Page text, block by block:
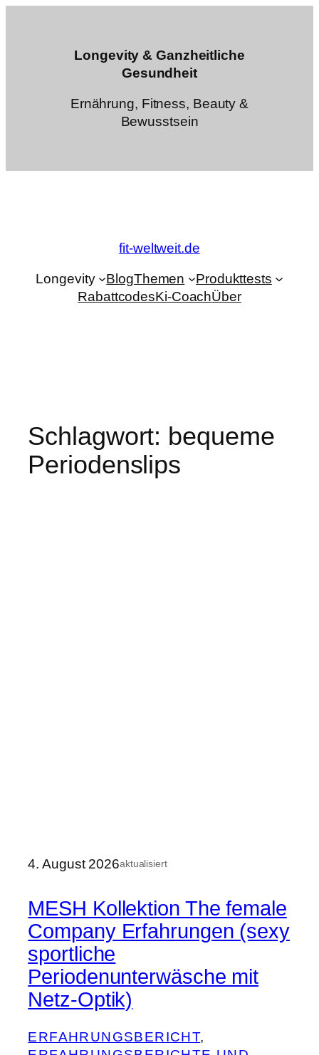
Longevity & Ganzheitliche
Gesundheit
Ernährung, Fitness, Beauty &
Bewusstsein
fit-weltweit.de
Longevity BlogThemen
Produkttests
RabattcodesKi-CoachÜber
Schlagwort: bequeme
Periodenslips
4. August 2026aktualisiert
MESH Kollektion The female
Company Erfahrungen (sexy
sportliche
Periodenunterwäsche mit
Netz-Optik)
ERFAHRUNGSBERICHT